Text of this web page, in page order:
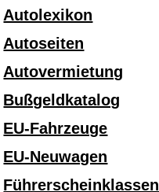
Autolexikon
Autoseiten
Autovermietung
Bußgeldkatalog
EU-Fahrzeuge
EU-Neuwagen
Führerscheinklassen